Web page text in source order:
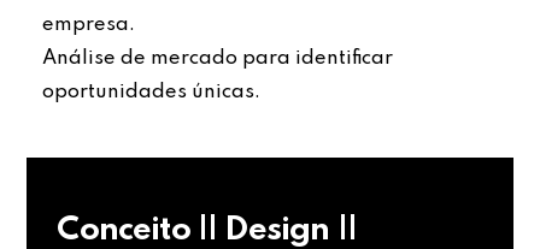
empresa.
Análise de mercado para identificar
oportunidades únicas.
Conceito || Design ||